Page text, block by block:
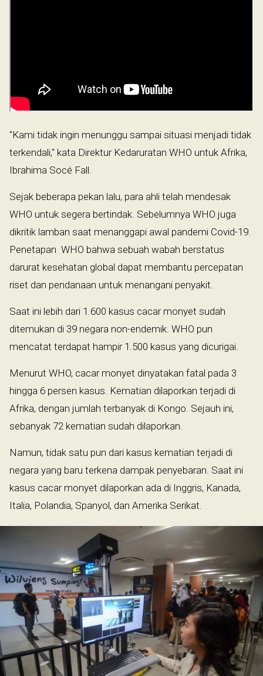
"Kami tidak ingin menunggu sampai situasi menjadi tidak
terkendali," kata Direktur Kedaruratan WHO untuk Afrika,
Ibrahima Socé Fall.
Sejak beberapa pekan lalu, para ahli telah mendesak
WHO untuk segera bertindak. Sebelumnya WHO juga
dikritik lamban saat menanggapi awal pandemi Covid-19.
Penetapan WHO bahwa sebuah wabah berstatus
darurat kesehatan global dapat membantu percepatan
riset dan pendanaan untuk menangani penyakit.
Saat ini lebih dari 1.600 kasus cacar monyet sudah
ditemukan di 39 negara non-endemik. WHO pun
mencatat terdapat hampir 1.500 kasus yang dicurigai.
Menurut WHO, cacar monyet dinyatakan fatal pada 3
hingga 6 persen kasus. Kematian dilaporkan terjadi di
Afrika, dengan jumlah terbanyak di Kongo. Sejauh ini,
sebanyak 72 kematian sudah dilaporkan.
Namun, tidak satu pun dari kasus kematian terjadi di
negara yang baru terkena dampak penyebaran. Saat ini
kasus cacar monyet dilaporkan ada di Inggris, Kanada,
Italia, Polandia, Spanyol, dan Amerika Serikat.